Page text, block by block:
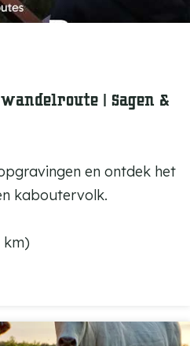
| Sagen &
en ontdek het
kaboutervolk.
km)